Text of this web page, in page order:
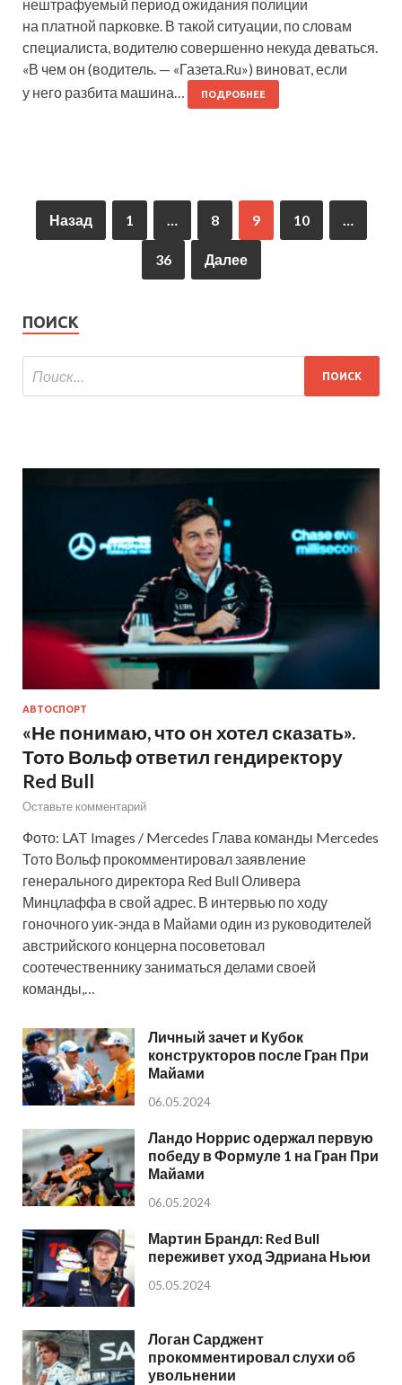
нештрафуемый период ожидания полиции
на платной парковке. В такой ситуации, по словам
специалиста, водителю совершенно некуда деваться.
«В чем он (водитель. — «Газета.Ru») виноват, если
у него разбита машина…
ПОДРОБНЕЕ
Назад 1 … 8 9 10 …
36 Далее
ПОИСК
АВТОСПОРТ
«Не понимаю, что он хотел сказать».
Тото Вольф ответил гендиректору
Red Bull
Оставьте комментарий
Фото: LAT Images / Mercedes Глава команды Mercedes
Тото Вольф прокомментировал заявление
генерального директора Red Bull Оливера
Минцлаффа в свой адрес. В интервью по ходу
гоночного уик-энда в Майами один из руководителей
австрийского концерна посоветовал
соотечественнику заниматься делами своей
команды,…
Личный зачет и Кубок
конструкторов после Гран При
Майами
06.05.2024
Ландо Норрис одержал первую
победу в Формуле 1 на Гран При
Майами
06.05.2024
Мартин Брандл: Red Bull
переживет уход Эдриана Ньюи
05.05.2024
Логан Сарджент
прокомментировал слухи об
увольнении